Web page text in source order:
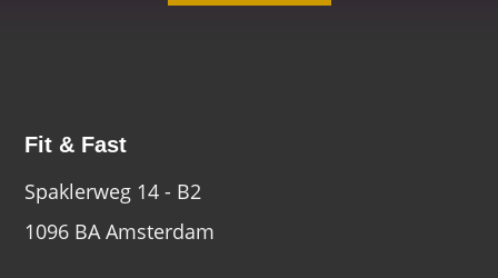
Fit & Fast
Spaklerweg 14 - B2
1096 BA Amsterdam